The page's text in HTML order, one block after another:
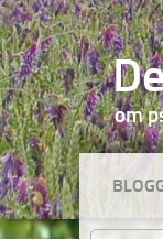
Hoppa till
om